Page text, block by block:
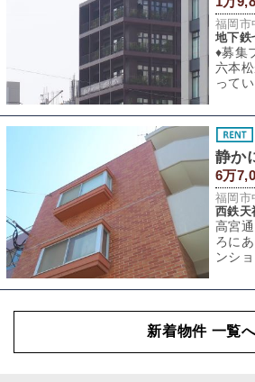
福岡市
♦︎募集
六本
って
が拠
は、
静か
福岡市
高宮
ろに
ンシ
用廊
新着物件 一覧